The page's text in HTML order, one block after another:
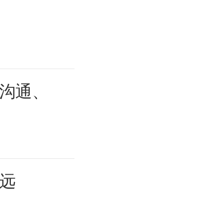
通、